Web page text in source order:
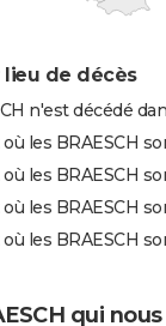
lieu de décès
n'est décédé
les BRAESCH
les BRAESCH
les BRAESCH
les BRAESCH
qui